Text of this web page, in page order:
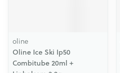
oline
Oline Ice Ski Ip50
Combitube 20ml +